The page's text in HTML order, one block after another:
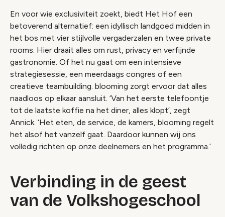
En voor wie exclusiviteit zoekt, biedt Het Hof een
betoverend alternatief: een idyllisch landgoed midden in
het bos met vier stijlvolle vergaderzalen en twee private
rooms. Hier draait alles om rust, privacy en verfijnde
gastronomie. Of het nu gaat om een intensieve
strategiesessie, een meerdaags congres of een
creatieve teambuilding. blooming zorgt ervoor dat alles
naadloos op elkaar aansluit. ‘Van het eerste telefoontje
tot de laatste koffie na het diner, alles klopt’, zegt
Annick. ‘Het eten, de service, de kamers, blooming regelt
het alsof het vanzelf gaat. Daardoor kunnen wij ons
volledig richten op onze deelnemers en het programma.’
Verbinding in de geest
van de Volkshogeschool